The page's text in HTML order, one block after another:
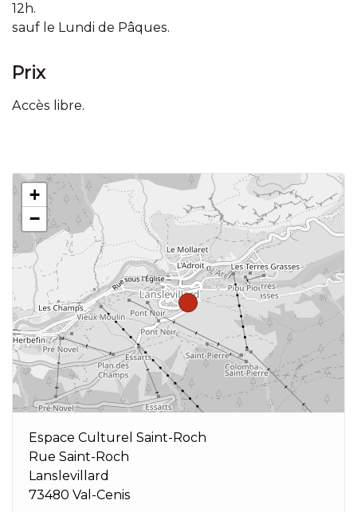
12h.
sauf le Lundi de Pâques.
Prix
Accès libre.
+
−
Espace Culturel Saint-Roch
Rue Saint-Roch
Lanslevillard
73480 Val-Cenis